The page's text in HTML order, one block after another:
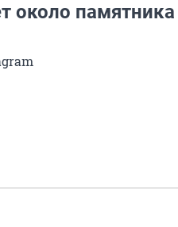
около памятника